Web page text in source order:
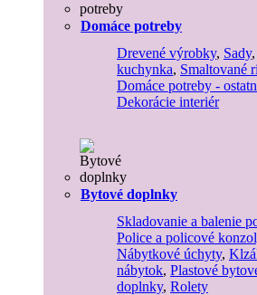
Domáce potreby
Drevené výrobky, Sady,
kuchynka, Smaltované
Domáce potreby -
Dekorácie interiér
Bytové doplnky
Skladovanie a balenie
Police a policové
Nábytkové úchyty,
nábytok, Plastové
doplnky, Rolety